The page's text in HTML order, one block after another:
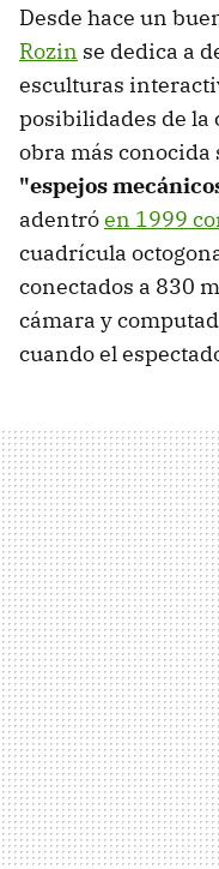
Desde hace un
Rozin se dedica a
esculturas
posibilidades de la
obra más conocida
"espejos
adentróen 1999
cuadrícula
conectados a 830
cámara y
cuando el